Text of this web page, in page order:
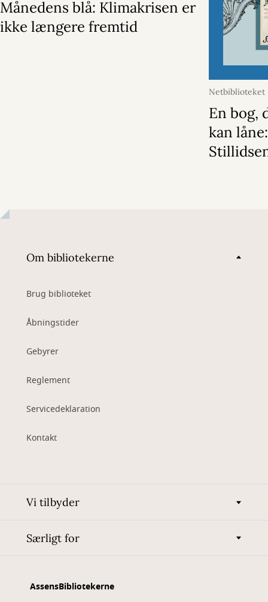
Månedens blå: Klimakrisen er
ikke længere fremtid
Netbiblioteket
En bog,
kan låne:
Om bibliotekerne
Brug biblioteket
Åbningstider
Gebyrer
Reglement
Servicedeklaration
Kontakt
Vi tilbyder
Særligt for
AssensBibliotekerne